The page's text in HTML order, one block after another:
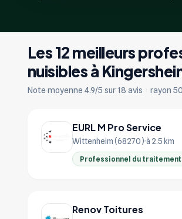
Les 12 meilleurs
nuisibles à
Note moyenne 4.9/5 sur 18 avis · rayon
EURL M Pro Service
Wittenheim (68270) à 2.5 km
Professionnel du
Renov Toitures